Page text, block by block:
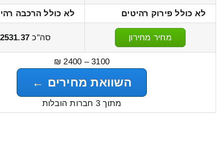
לא כולל פירוק רהיטים
לא כולל הרכבה
מחיר מחירון סה"כ 2531.37
3100 – 2400 ₪
השוואת מחירים ←
מתוך 3 חברות הובלות